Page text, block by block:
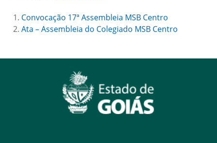
Convocação 17ª Assembleia MSB Centro
Ata – Assembleia do Colegiado MSB Centro